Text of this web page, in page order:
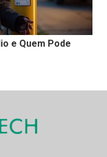
e Quem Pode